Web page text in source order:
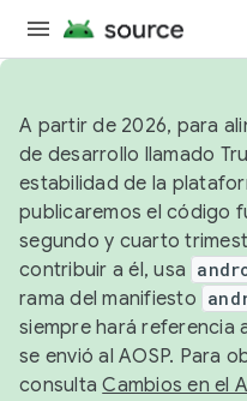
A partir de 2026, para
de desarrollo llamado
estabilidad de la
publicaremos el código
segundo y cuarto
contribuir a él, usa
rama del manifiesto
siempre hará referencia
se envió al AOSP. Para
consultaCambios en el